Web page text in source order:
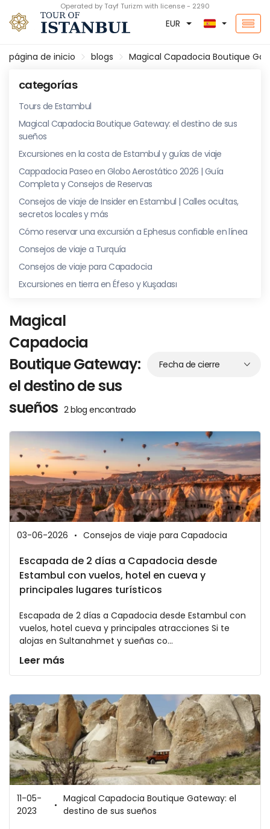
Operated by Tayf Turizm with license - 2290
EUR
página de inicio blogs Magical Capadocia Boutique
categorías
Tours de Estambul
Magical Capadocia Boutique Gateway: el destino de sus
sueños
Excursiones en la costa de Estambul y guías de viaje
Cappadocia Paseo en Globo Aerostático 2026 | Guía
Completa y Consejos de Reservas
Consejos de viaje de Insider en Estambul | Calles ocultas,
secretos locales y más
Cómo reservar una excursión a Ephesus confiable en línea
Consejos de viaje a Turquía
Consejos de viaje para Capadocia
Excursiones en tierra en Éfeso y Kuşadası
Magical
Capadocia
Boutique Gateway:
el destino de sus
sueños 2 blog encontrado
03-06-2026 Consejos de viaje para Capadocia
Escapada de 2 días a Capadocia desde
Estambul con vuelos, hotel en cueva y
principales lugares turísticos
Escapada de 2 días a Capadocia desde Estambul con
vuelos, hotel cueva y principales atracciones Si te
alojas en Sultanahmet y sueñas co...
Leer más
11-05-
2023
Magical Capadocia Boutique Gateway: el
destino de sus sueños